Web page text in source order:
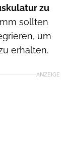
zu
sollten
um
erhalten.
ANZEIGE